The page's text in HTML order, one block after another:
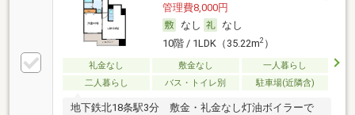
管理費8,000円
なし
なし
10階 / 1LDK（35.22m2）
礼金なし 敷金なし
一人暮らし
二人暮らし
バス・トイレ別 駐車場(近隣含)
地下鉄北18条駅3分 敷金・礼金なし灯油ボイラーで